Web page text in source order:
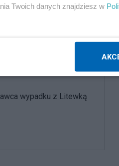
wypadku z Litewką
Twoich danych znajdziesz w